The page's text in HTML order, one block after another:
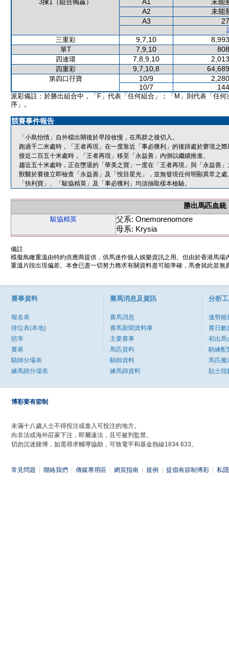
3揀1（組合獨贏）
A2
未能
A3
三重彩
9,7,10
單T 7,9,10
四連環 7,8,9,10
四重彩 9,7,10,8
第四口孖寶 10/9
10/7
派彩備註：於勝出組合中，「F」代表「任何組合」；「M」則代表「任何
序」。
競賽事件報告
「小島怡情」自外檔出閘後於早段收慢，在馬群之後切入。
跑過千二米處時，「王者再現」在一度靠近「事必獲利」的後蹄處於窘境之
接近二百五十米處時，「王者再現」移至「永益善」內側以繼續推進。
趨近五十米處時，正在墮退的「華美之寶」一度在「王者再現」與「永益善
獸醫於賽後立即檢查「永益善」及「悅目星光」，並無發現任何明顯異常之處
「快利寶」、「駿協精英」及「事必獲利」均須抽取樣本檢驗。
勝出馬匹血統
駿協精英
父系: Onemorenomore
母系: Krysia
備註
模擬鳥瞰重溫由特約供應商提供，供馬迷作個人娛樂資訊之用。但由於香港馬
重溫片段出現偏差。本會已盡一切努力務求有關資料盡可能準確，馬會就此並
賽事資料
報名表
排位表(本地)
賠率
賽果
騎師分場表
練馬師分場表
賽馬消息及資訊
賽馬消息
賽馬新聞資料庫
主要賽事
馬匹資料
騎師資料
練馬師資料
分析
速勢能
賽日數
初出馬
騎練配
馬匹搬
貼士指
博彩要有節制
未滿十八歲人士不得投注或進入可投注的地方。
向非法或海外莊家下注，即屬違法，且可被判監禁。
切勿沉迷賭博，如需尋求輔導協助，可致電平和基金熱線1834 633。
常見問題 聯絡我們 傳媒專用區 網頁指南 規例 提倡有節制博彩 私